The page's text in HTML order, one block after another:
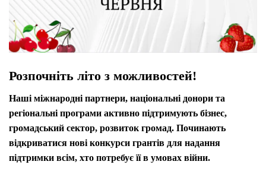
Розпочніть літо з можливостей!
Наші міжнародні партнери, національні донори та
регіональні програми активно підтримують бізнес,
громадський сектор, розвиток громад. Починають
відкриватися нові конкурси грантів для надання
підтримки всім, хто потребує її в умовах війни.